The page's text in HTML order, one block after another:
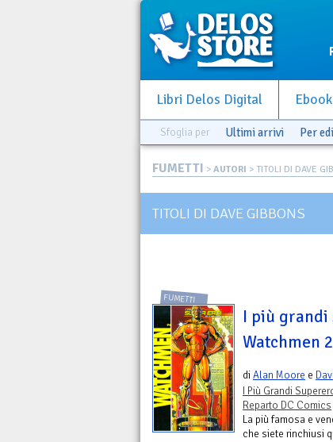
Libri Delos Digital Ebook
Sfoglia per Ultimi arrivi Per
FUMETTI > AUTORI > TITOLI DI DAVE
TITOLI DI DAVE GIBBONS
FUMETTI
I più grandi
Watchmen 2
diAlan Moore e
I Più Grandi
Reparto DC Comics
La più famosa e
che siete rinchiusi